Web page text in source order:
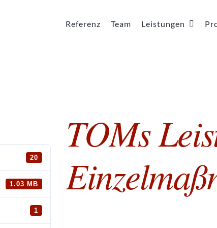
Referenz Team Leistungen
20
1.03 MB
1
TOMs